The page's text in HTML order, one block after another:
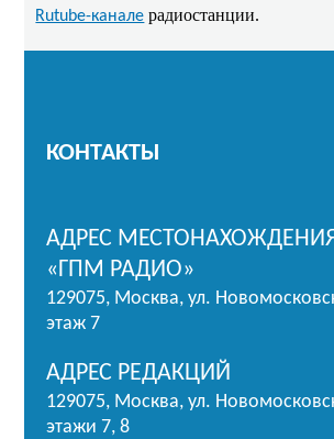
Rutube-канале радиостанции.
КОНТАКТЫ
АДРЕС
«ГПМ РАДИО»
129075, Москва, ул.
этаж 7
АДРЕС РЕДАКЦИЙ
129075, Москва, ул.
этажи 7, 8